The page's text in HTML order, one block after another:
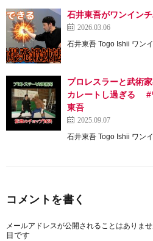
石井東吾がワンイン
2026.03.06
石井東吾 Togo Ishii ワン
プロレスラーと武術
カレートし過ぎる #
東吾
2025.09.07
石井東吾 Togo Ishii ワン
コメントを書く
メールアドレスが公開されることはありませ
目です